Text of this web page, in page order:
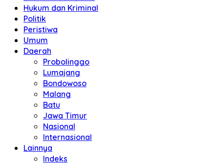
Hukum dan Kriminal
Politik
Peristiwa
Umum
Daerah
Probolinggo
Lumajang
Bondowoso
Malang
Batu
Jawa Timur
Nasional
Internasional
Lainnya
Indeks